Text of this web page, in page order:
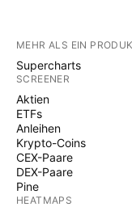
MEHR ALS EIN
Supercharts
SCREENER
Aktien
ETFs
Anleihen
Krypto-Coins
CEX-Paare
DEX-Paare
Pine
HEATMAPS